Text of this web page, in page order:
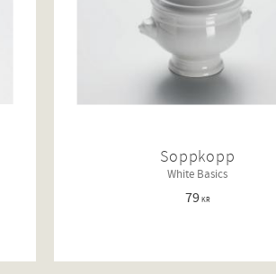
Soppkopp
White Basics
79KR